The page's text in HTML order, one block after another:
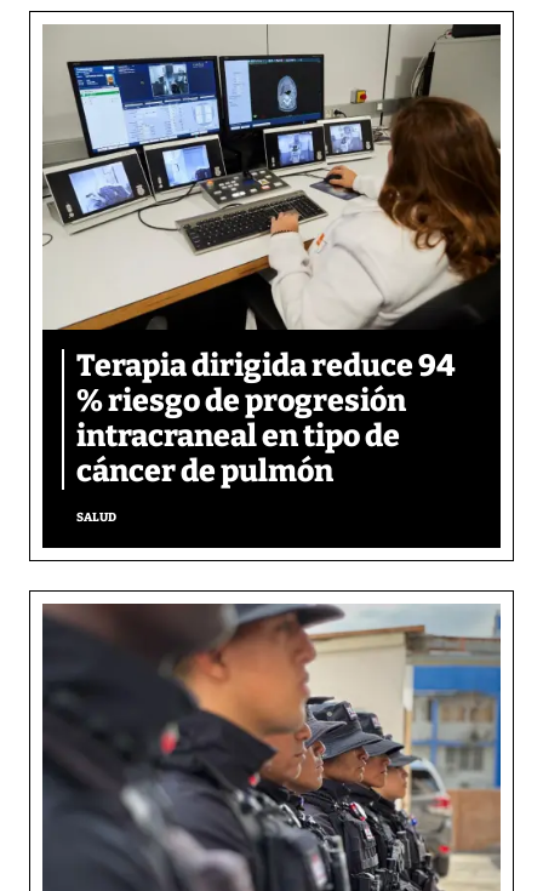
Terapia dirigida reduce 94
% riesgo de progresión
intracraneal en tipo de
cáncer de pulmón
SALUD